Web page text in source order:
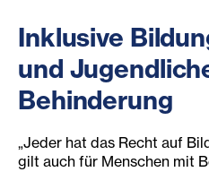
Inklusive Bildu
und
Behinderung
„Jeder hat das Recht auf
gilt auch für Menschen mit